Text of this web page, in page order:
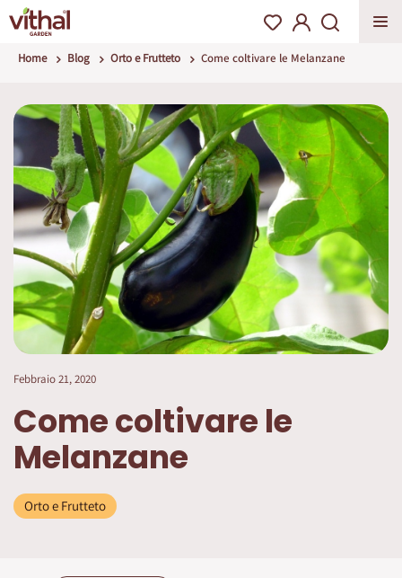
Home Blog Orto e Frutteto Come coltivare le Melanzane
Febbraio 21, 2020
Come coltivare le
Melanzane
Orto e Frutteto